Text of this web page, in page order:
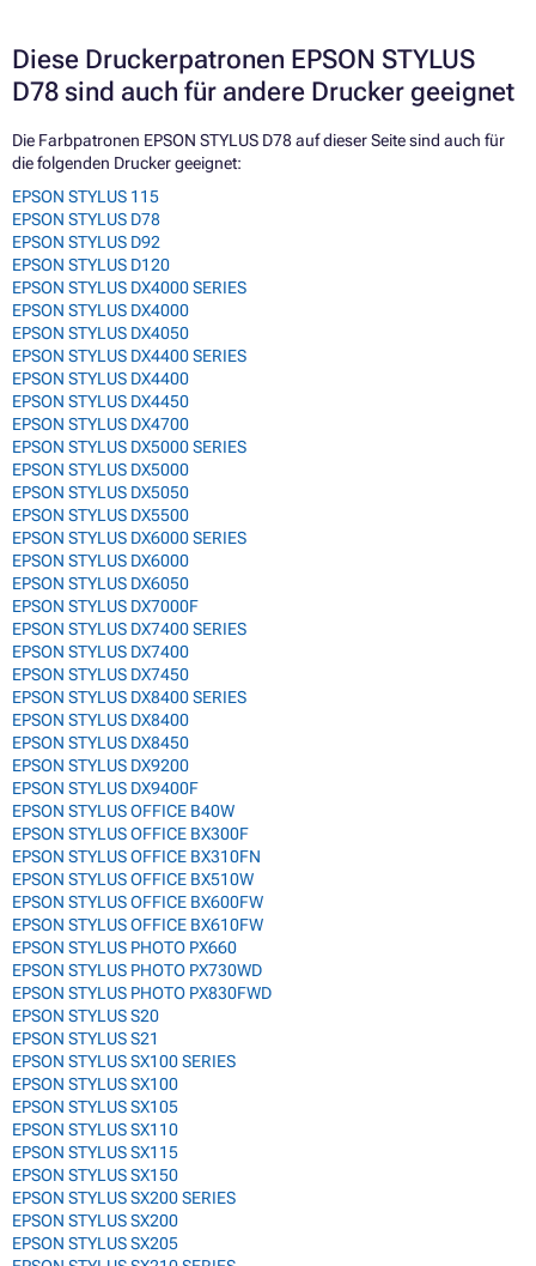
Diese Druckerpatronen EPSON STYLUS
D78 sind auch für andere Drucker geeignet
Die Farbpatronen EPSON STYLUS D78 auf dieser Seite sind auch für
die folgenden Drucker geeignet:
EPSON STYLUS 115
EPSON STYLUS D78
EPSON STYLUS D92
EPSON STYLUS D120
EPSON STYLUS DX4000 SERIES
EPSON STYLUS DX4000
EPSON STYLUS DX4050
EPSON STYLUS DX4400 SERIES
EPSON STYLUS DX4400
EPSON STYLUS DX4450
EPSON STYLUS DX4700
EPSON STYLUS DX5000 SERIES
EPSON STYLUS DX5000
EPSON STYLUS DX5050
EPSON STYLUS DX5500
EPSON STYLUS DX6000 SERIES
EPSON STYLUS DX6000
EPSON STYLUS DX6050
EPSON STYLUS DX7000F
EPSON STYLUS DX7400 SERIES
EPSON STYLUS DX7400
EPSON STYLUS DX7450
EPSON STYLUS DX8400 SERIES
EPSON STYLUS DX8400
EPSON STYLUS DX8450
EPSON STYLUS DX9200
EPSON STYLUS DX9400F
EPSON STYLUS OFFICE B40W
EPSON STYLUS OFFICE BX300F
EPSON STYLUS OFFICE BX310FN
EPSON STYLUS OFFICE BX510W
EPSON STYLUS OFFICE BX600FW
EPSON STYLUS OFFICE BX610FW
EPSON STYLUS PHOTO PX660
EPSON STYLUS PHOTO PX730WD
EPSON STYLUS PHOTO PX830FWD
EPSON STYLUS S20
EPSON STYLUS S21
EPSON STYLUS SX100 SERIES
EPSON STYLUS SX100
EPSON STYLUS SX105
EPSON STYLUS SX110
EPSON STYLUS SX115
EPSON STYLUS SX150
EPSON STYLUS SX200 SERIES
EPSON STYLUS SX200
EPSON STYLUS SX205